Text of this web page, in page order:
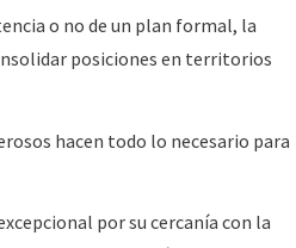
o no de un plan formal, la
posiciones en territorios
hacen todo lo necesario para
por su cercanía con la